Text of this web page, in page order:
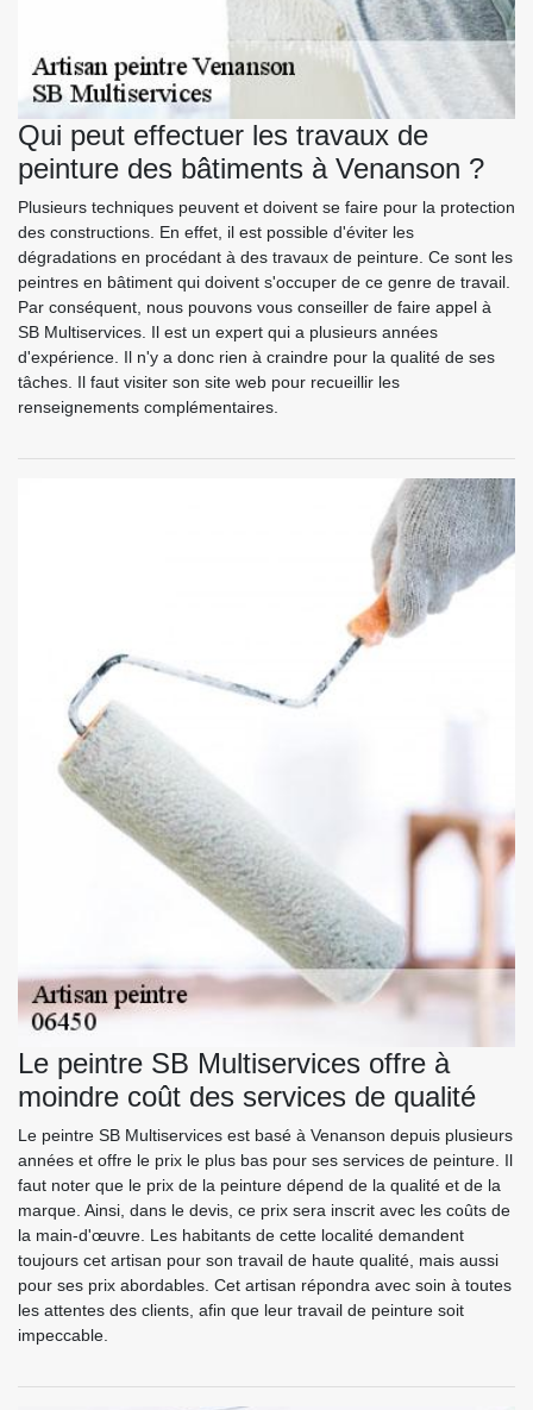
Qui peut effectuer les travaux de
peinture des bâtiments à Venanson ?
Plusieurs techniques peuvent et doivent se faire pour la protection
des constructions. En effet, il est possible d'éviter les
dégradations en procédant à des travaux de peinture. Ce sont les
peintres en bâtiment qui doivent s'occuper de ce genre de travail.
Par conséquent, nous pouvons vous conseiller de faire appel à
SB Multiservices. Il est un expert qui a plusieurs années
d'expérience. Il n'y a donc rien à craindre pour la qualité de ses
tâches. Il faut visiter son site web pour recueillir les
renseignements complémentaires.
Le peintre SB Multiservices offre à
moindre coût des services de qualité
Le peintre SB Multiservices est basé à Venanson depuis plusieurs
années et offre le prix le plus bas pour ses services de peinture. Il
faut noter que le prix de la peinture dépend de la qualité et de la
marque. Ainsi, dans le devis, ce prix sera inscrit avec les coûts de
la main-d'œuvre. Les habitants de cette localité demandent
toujours cet artisan pour son travail de haute qualité, mais aussi
pour ses prix abordables. Cet artisan répondra avec soin à toutes
les attentes des clients, afin que leur travail de peinture soit
impeccable.